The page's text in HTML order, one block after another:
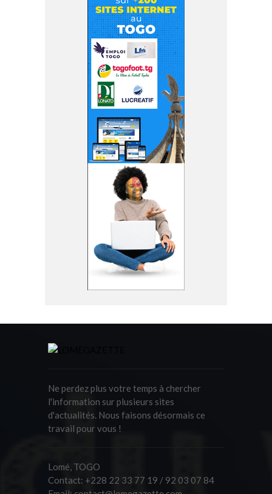
Ne perdez plus votre temps à chercher
l'information sur plusieurs sites
d'actualités. Nous faisons désormais ce
travail pour vous !
Lomé, TOGO
Contact: +228 22 33 77 19 / 92 03 07 84